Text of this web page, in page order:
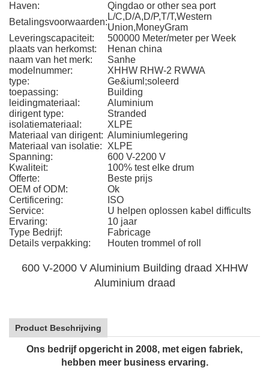
Haven:
Qingdao or other sea port
Betalingsvoorwaarden:
L/C,D/A,D/P,T/T,Western
Union,MoneyGram
Leveringscapaciteit:
500000 Meter/meter per Week
plaats van herkomst:
Henan china
naam van het merk:
Sanhe
modelnummer:
XHHW RHW-2 RWWA
type:
Ge&iuml;soleerd
toepassing:
Building
leidingmateriaal:
Aluminium
dirigent type:
Stranded
isolatiemateriaal:
XLPE
Materiaal van dirigent: Aluminiumlegering
Materiaal van isolatie:
XLPE
Spanning:
600 V-2200 V
Kwaliteit:
100% test elke drum
Offerte:
Beste prijs
OEM of ODM:
Ok
Certificering:
ISO
Service:
U helpen oplossen kabel difficults
Ervaring:
10 jaar
Type Bedrijf:
Fabricage
Details verpakking:
Houten trommel of roll
600 V-2000 V Aluminium Building draad XHHW
Aluminium draad
Product Beschrijving
Ons bedrijf opgericht in 2008, met eigen fabriek,
hebben meer business ervaring.